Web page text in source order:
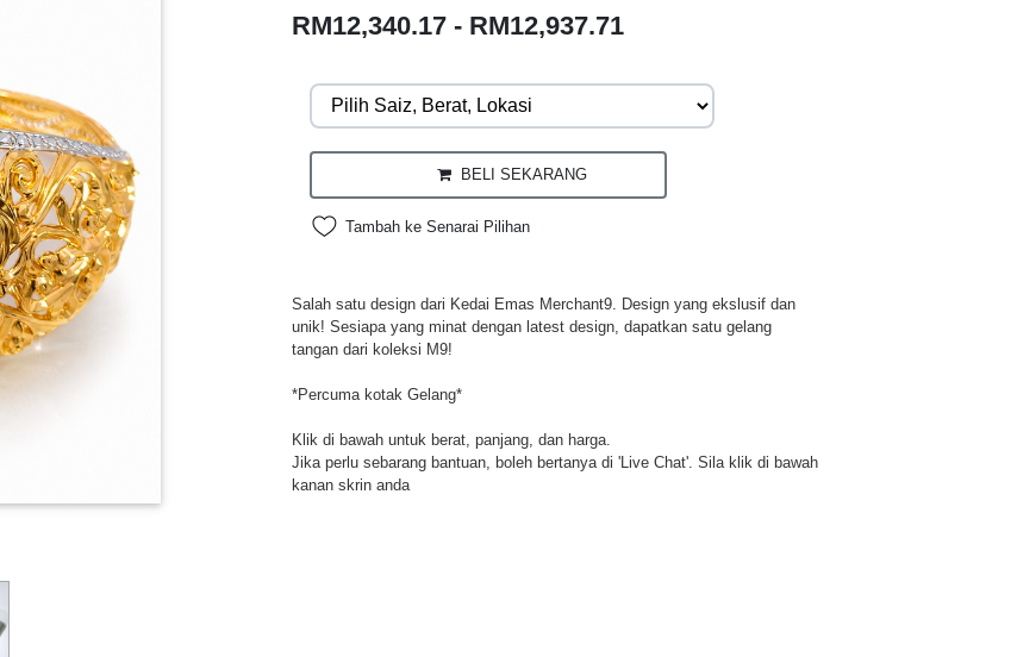
RM12,340.17 - RM12,937.71
BELI SEKARANG
Tambah ke Senarai Pilihan
Salah satu design dari Kedai Emas Merchant9. Design yang ekslusif dan
unik! Sesiapa yang minat dengan latest design, dapatkan satu gelang
tangan dari koleksi M9!
*Percuma kotak Gelang*
Klik di bawah untuk berat, panjang, dan harga.
Jika perlu sebarang bantuan, boleh bertanya di 'Live Chat'. Sila klik di bawah
kanan skrin anda